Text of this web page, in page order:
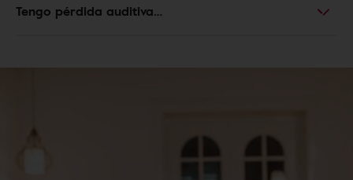
Tengo pérdida auditiva…